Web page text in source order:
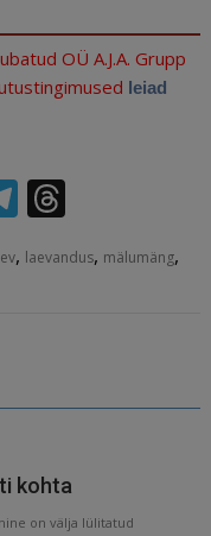
OÜ A.J.A. Grupp
leiad
T
e r
s
, laevandus, mälumäng,
kohta
on välja lülitatud